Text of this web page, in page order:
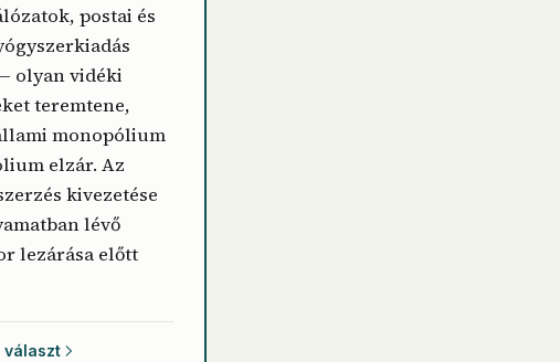
postai és
olyan vidéki
teremtene,
monopólium
elzár. Az
kivezetése
lévő
lezárása előtt
választ